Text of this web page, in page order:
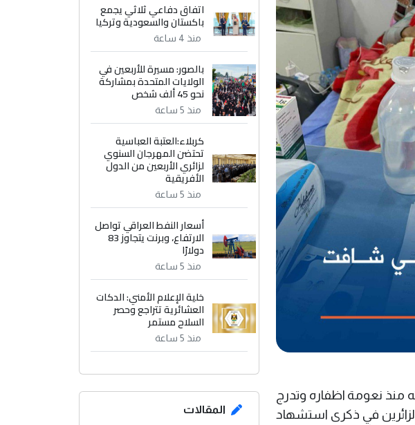
منذ نعومة اظفاره وتدرج
في ذكرى استشهاد
اتفاق دفاعي ثلاثي يجمع
باكستان والسعودية وتركيا
منذ 4 ساعة
بالصور: مسيرة للأربعين في
الولايات المتحدة بمشاركة
نحو 45 ألف شخص
منذ 5 ساعة
كربلاء:العتبة العباسية
تحتضن المهرجان السنوي
لزائري الأربعين من الدول
الأفريقية
منذ 5 ساعة
أسعار النفط العراقي تواصل
الارتفاع، وبرنت يتجاوز 83
دولارًا
منذ 5 ساعة
خلية الإعلام الأمني: الدكات
العشائرية تتراجع وحصر
السلاح مستمر
منذ 5 ساعة
المقالات